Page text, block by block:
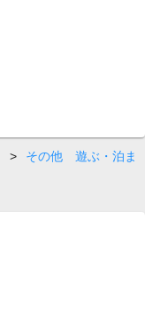
>
その他 遊ぶ・泊ま